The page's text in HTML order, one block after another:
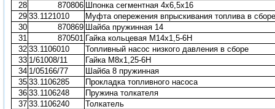
28
870806 Шпонка сегментная 4х6,5х16
29 33.1121010
Муфта опережения впрыскивания топлива в сборе
30
870869 Шайба пружинная 14
31
870501 Гайка кольцевая М14х1,5-6Н
32 33.1106010
Топливный насос низкого давления в сборе
33 1/61008/11
Гайка М8х1,25-6Н
34 1/05166/77
Шайба 8 пружинная
35 33.1106285
Прокладка топливного насоса
36 33.1106248
Пружина толкателя
37 33.1106240
Толкатель